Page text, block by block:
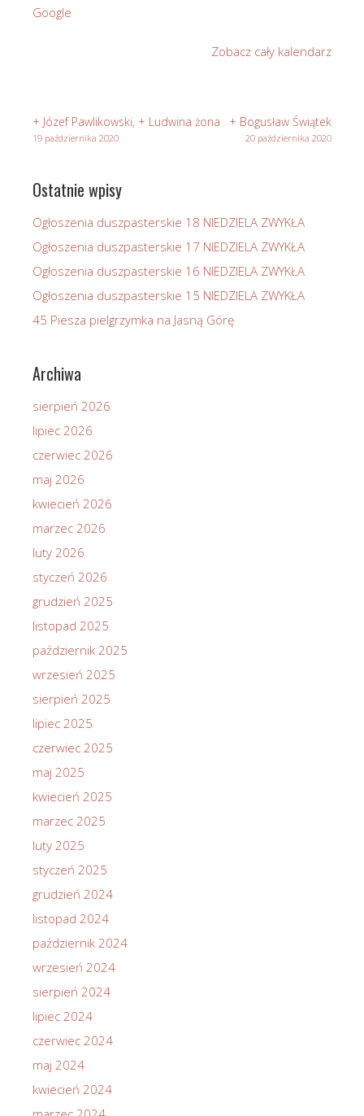
Google
Zobacz cały kalendarz
+ Józef Pawlikowski, + Ludwina żona
19 października 2020
+ Bogusław Świątek
20 października 2020
Ostatnie wpisy
Ogłoszenia duszpasterskie 18 NIEDZIELA ZWYKŁA
Ogłoszenia duszpasterskie 17 NIEDZIELA ZWYKŁA
Ogłoszenia duszpasterskie 16 NIEDZIELA ZWYKŁA
Ogłoszenia duszpasterskie 15 NIEDZIELA ZWYKŁA
45 Piesza pielgrzymka na Jasną Górę
Archiwa
sierpień 2026
lipiec 2026
czerwiec 2026
maj 2026
kwiecień 2026
marzec 2026
luty 2026
styczeń 2026
grudzień 2025
listopad 2025
październik 2025
wrzesień 2025
sierpień 2025
lipiec 2025
czerwiec 2025
maj 2025
kwiecień 2025
marzec 2025
luty 2025
styczeń 2025
grudzień 2024
listopad 2024
październik 2024
wrzesień 2024
sierpień 2024
lipiec 2024
czerwiec 2024
maj 2024
kwiecień 2024